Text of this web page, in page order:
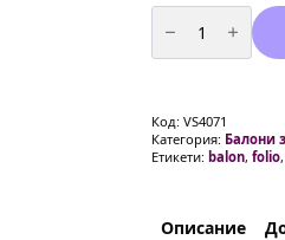
количество
за
Балон
фолио
-
91
см
опакован
Код: VS4071
Категория: Балони
Етикети: balon, folio,
Описание